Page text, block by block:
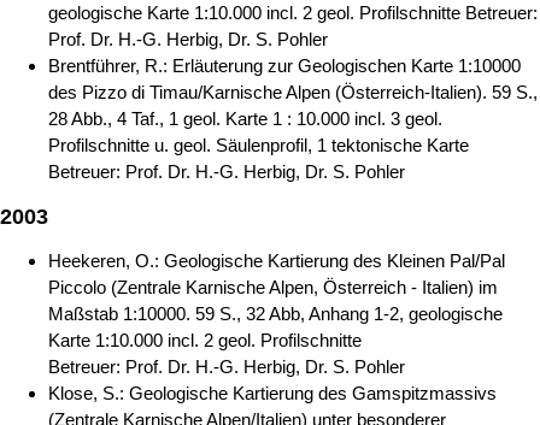
geologische Karte 1:10.000 incl. 2 geol. Profilschnitte Betreuer:
Prof. Dr. H.-G. Herbig, Dr. S. Pohler
Brentführer, R.: Erläuterung zur Geologischen Karte 1:10000
des Pizzo di Timau/Karnische Alpen (Österreich-Italien). 59 S.,
28 Abb., 4 Taf., 1 geol. Karte 1 : 10.000 incl. 3 geol.
Profilschnitte u. geol. Säulenprofil, 1 tektonische Karte
Betreuer: Prof. Dr. H.-G. Herbig, Dr. S. Pohler
2003
Heekeren, O.: Geologische Kartierung des Kleinen Pal/Pal
Piccolo (Zentrale Karnische Alpen, Österreich - Italien) im
Maßstab 1:10000. 59 S., 32 Abb, Anhang 1-2, geologische
Karte 1:10.000 incl. 2 geol. Profilschnitte
Betreuer: Prof. Dr. H.-G. Herbig, Dr. S. Pohler
Klose, S.: Geologische Kartierung des Gamspitzmassivs
(Zentrale Karnische Alpen/Italien) unter besonderer